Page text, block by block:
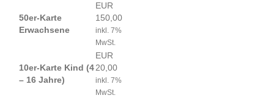
50er-Karte
Erwachsene
EUR
150,00
inkl. 7%
MwSt.
10er-Karte Kind (4
– 16 Jahre)
EUR
20,00
inkl. 7%
MwSt.